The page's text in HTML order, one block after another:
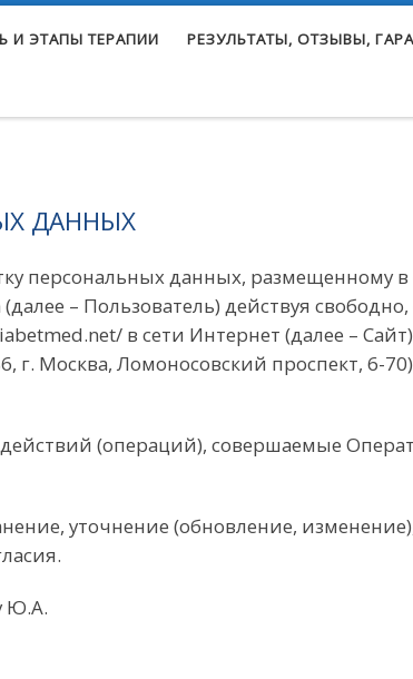
И ЭТАПЫ ТЕРАПИИ РЕЗУЛЬТАТЫ, ОТЗЫВЫ,
ДАННЫХ
персональных данных, размещенному в
– Пользователь) действуя
в сети Интернет (далее –
г. Москва, Ломоносовский проспект, 6-
(операций), совершаемые
уточнение (обновление,
Ю.А.